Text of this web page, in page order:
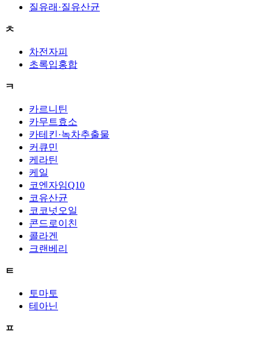
질유래·질유산균
ㅊ
차전자피
초록입홍합
ㅋ
카르니틴
카무트효소
카테킨·녹차추출물
커큐민
케라틴
케일
코엔자임Q10
코유산균
코코넛오일
콘드로이친
콜라겐
크랜베리
ㅌ
토마토
테아닌
ㅍ